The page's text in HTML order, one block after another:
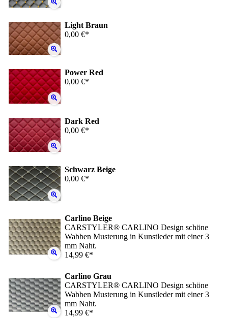
Light Braun
0,00 €*
Power Red
0,00 €*
Dark Red
0,00 €*
Schwarz Beige
0,00 €*
Carlino Beige
CARSTYLER® CARLINO Design schöne
Wabben Musterung in Kunstleder mit einer 3
mm Naht.
14,99 €*
Carlino Grau
CARSTYLER® CARLINO Design schöne
Wabben Musterung in Kunstleder mit einer 3
mm Naht.
14,99 €*